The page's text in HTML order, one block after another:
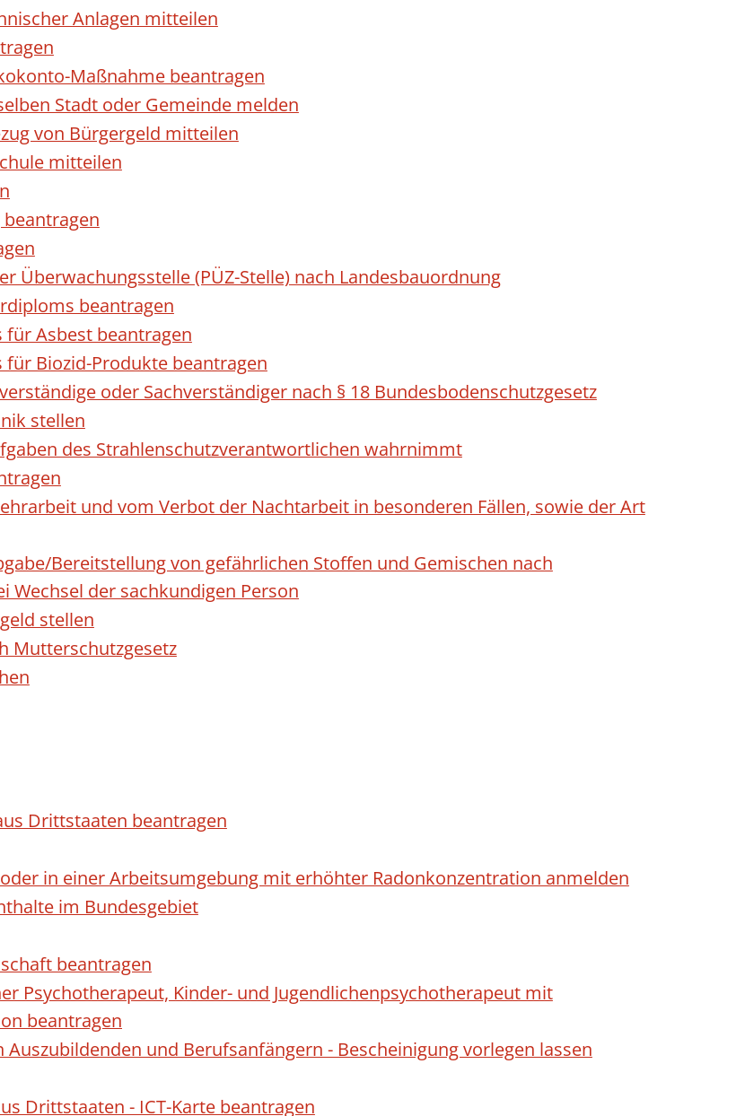
Anlagen mitteilen
Maßnahme beantragen
Stadt oder Gemeinde melden
von Bürgergeld mitteilen
mitteilen
Überwachungsstelle (PÜZ-Stelle) nach Landesbauordnung
beantragen
für Asbest beantragen
Biozid-Produkte beantragen
oder Sachverständiger nach § 18 Bundesbodenschutzgesetz
stellen
des Strahlenschutzverantwortlichen wahrnimmt
und vom Verbot der Nachtarbeit in besonderen Fällen, sowie der Art
Bereitstellung von gefährlichen Stoffen und Gemischen nach
Wechsel der sachkundigen Person
stellen
Mutterschutzgesetz
Drittstaaten beantragen
in einer Arbeitsumgebung mit erhöhter Radonkonzentration anmelden
im Bundesgebiet
beantragen
Psychotherapeut, Kinder- und Jugendlichenpsychotherapeut mit
beantragen
und Berufsanfängern - Bescheinigung vorlegen lassen
Drittstaaten - ICT-Karte beantragen